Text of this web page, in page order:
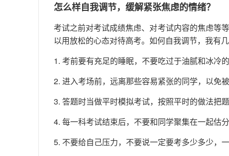
怎么样自我调节，缓解紧张焦虑的情绪？
考试之前对考试成绩焦虑、对考试内容的焦虑等
以用放松的心态对待高考。如何自我调节，我有几
1. 考前要有充足的睡眠，不要吃过于油腻和冰冷
2. 进入考场前，远离那些容易紧张的同学，以免
3. 答题时当做平时模拟考试，按照平时的做法把
4. 每一科考试结束后，不要和同学聚集在一起估分
5. 不要给自己压力，不要说一定要考多少多少，